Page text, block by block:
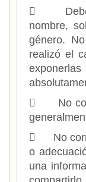
 Deben
nombre,
género.
realizó el
 No
 No
o
una